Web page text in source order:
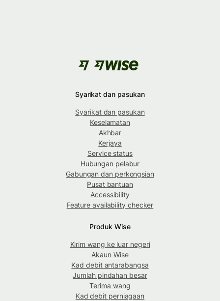
Syarikat dan pasukan
Syarikat dan pasukan
Keselamatan
Akhbar
Kerjaya
Service status
Hubungan pelabur
Gabungan dan perkongsian
Pusat bantuan
Accessibility
Feature availability checker
Produk Wise
Kirim wang ke luar negeri
Akaun Wise
Kad debit antarabangsa
Jumlah pindahan besar
Terima wang
Kad debit perniagaan